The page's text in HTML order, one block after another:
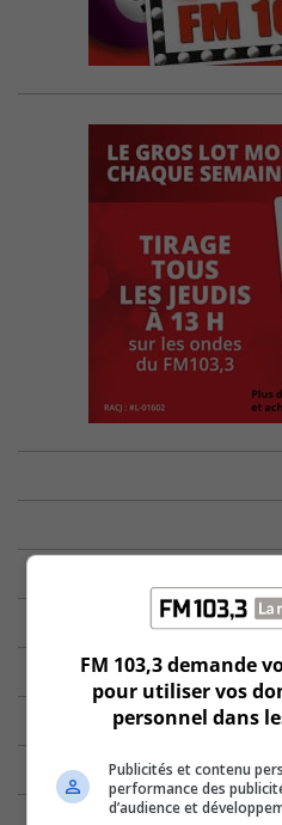
FM 103,3 demande
pour utiliser vos
personnel dans
Publicités et contenu
performance des
d’audience et